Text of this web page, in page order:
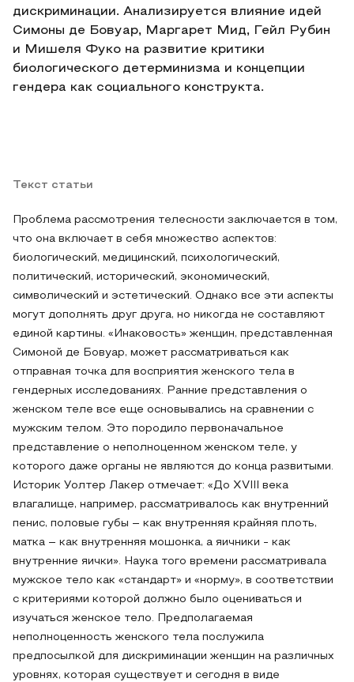
дискриминации. Анализируется влияние идей
Симоны де Бовуар, Маргарет Мид, Гейл Рубин
и Мишеля Фуко на развитие критики
биологического детерминизма и концепции
гендера как социального конструкта.
Текст статьи
Проблема рассмотрения телесности заключается в том,
что она включает в себя множество аспектов:
биологический, медицинский, психологический,
политический, исторический, экономический,
символический и эстетический. Однако все эти аспекты
могут дополнять друг друга, но никогда не составляют
единой картины. «Инаковость» женщин, представленная
Симоной де Бовуар, может рассматриваться как
отправная точка для восприятия женского тела в
гендерных исследованиях. Ранние представления о
женском теле все еще основывались на сравнении с
мужским телом. Это породило первоначальное
представление о неполноценном женском теле, у
которого даже органы не являются до конца развитыми.
Историк Уолтер Лакер отмечает: «До XVIII века
влагалище, например, рассматривалось как внутренний
пенис, половые губы – как внутренняя крайняя плоть,
матка – как внутренняя мошонка, а яичники - как
внутренние яички». Наука того времени рассматривала
мужское тело как «стандарт» и «норму», в соответствии
с критериями которой должно было оцениваться и
изучаться женское тело. Предполагаемая
неполноценность женского тела послужила
предпосылкой для дискриминации женщин на различных
уровнях, которая существует и сегодня в виде